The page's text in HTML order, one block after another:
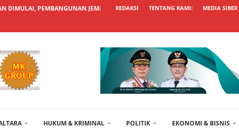
DIMULAI, PEMBANGUNAN JEMBATAN BETON SEPALA DALUNG TERUS...
REDAKSI TENTANG KAMI: MEDIA SIBER
HUKUM & KRIMINAL POLITIK EKONOMI & BISNIS